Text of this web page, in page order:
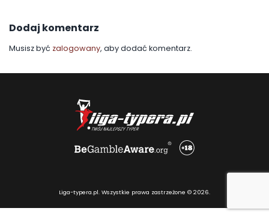
Dodaj komentarz
Musisz być zalogowany, aby dodać komentarz.
Liga-typera.pl. Wszystkie prawa zastrzeżone © 2026.